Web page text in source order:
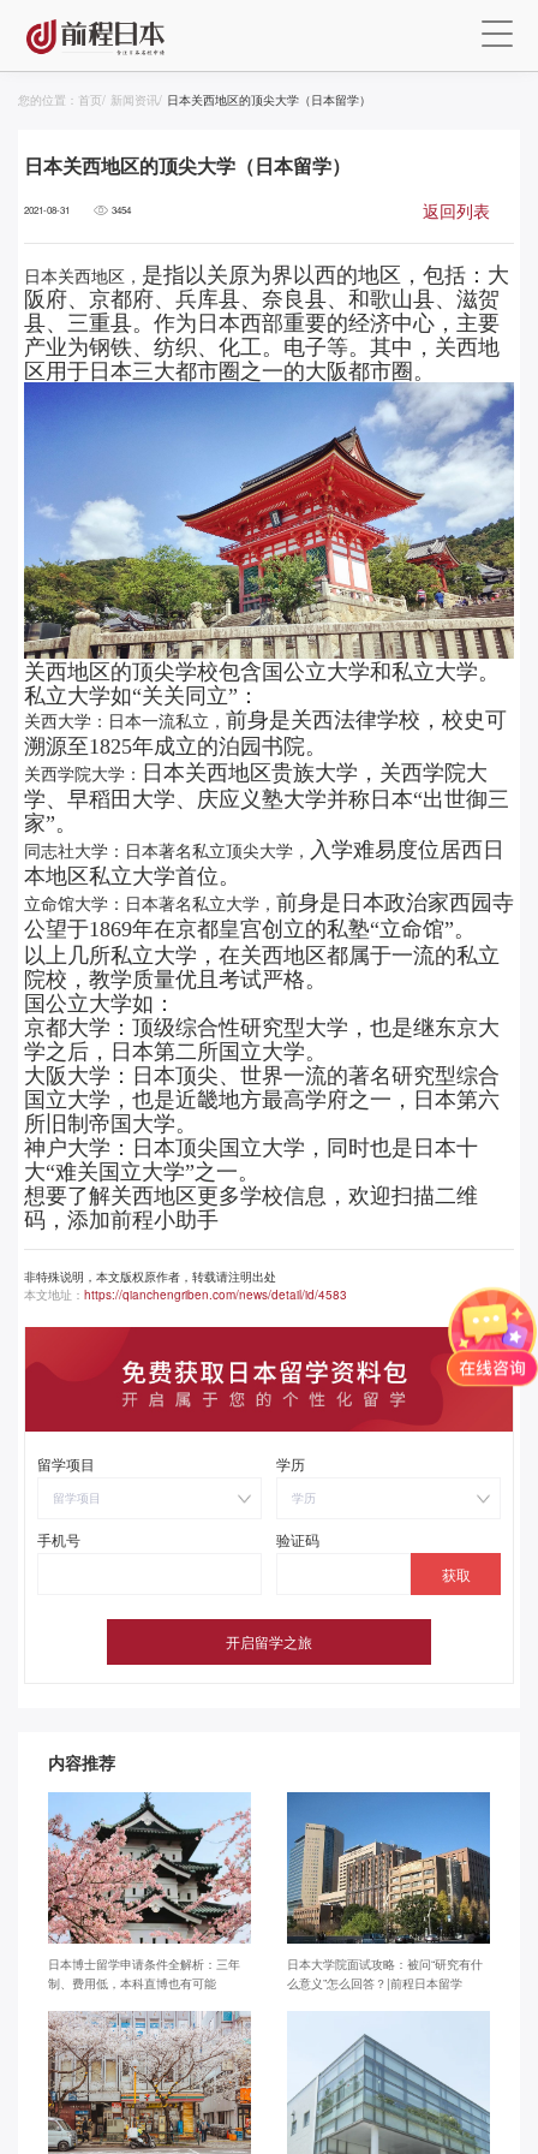
您的位置： 首页/ 新闻资讯/ 日本关西地区的顶尖大学（日本留学）
日本关西地区的顶尖大学（日本留学）
2021-08-31 3454 返回列表
日本关西地区， 是指以关原为界以西的地区，包括：大
阪府、京都府、兵库县、奈良县、和歌山县、滋贺
县、三重县。作为日本西部重要的经济中心，主要
产业为钢铁、纺织、化工。电子等。其中，关西地
区用于日本三大都市圈之一的大阪都市圈。
关西地区的顶尖学校包含国公立大学和私立大学。
私立大学如“关关同立”：
关西大学：日本一流私立， 前身是关西法律学校，校史可
溯源至1825年成立的泊园书院。
关西学院大学： 日本关西地区贵族大学， 关西学院大
学、早稻田大学、庆应义塾大学并称日本“出世御三
家”。
同志社大学：日本著名私立顶尖大学，
入学难易度位居西日
本地区私立大学首位。
立命馆大学：日本著名私立大学， 前身是日本政治家西园寺
公望于1869年在京都皇宫创立的私塾“立命馆”。
以上几所私立大学，在关西地区都属于一流的私立
院校，教学质量优且考试严格。
国公立大学如：
京都大学： 顶级综合性研究型大学，也是继东京大
学之后，日本第二所国立大学。
大阪大学： 日本顶尖、世界一流的著名研究型综合
国立大学，也是近畿地方最高学府之一，日本第六
所旧制帝国大学。
神户大学：日本顶尖国立大学，同时也是日本十
大“难关国立大学”之一。
想要了解关西地区更多学校信息，欢迎扫描二维
码，添加前程小助手
非特殊说明，本文版权原作者，转载请注明出处
本文地址： https://qianchengriben.com/news/detail/id/4583
留学项目
留学项目
学历
学历
手机号 验证码
内容推荐
日本博士留学申请条件全解析：三年
制、费用低，本科直博也有可能
日本大学院面试攻略：被问“研究有什
么意义”怎么回答？|前程日本留学